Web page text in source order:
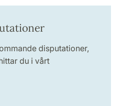
disputationer,
du i vårt